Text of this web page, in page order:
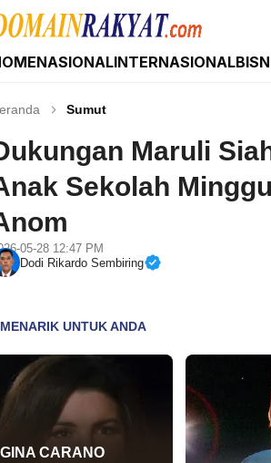
Rakyat
Hari Ini Terkini dan Terbaru Indonesia
NASIONALINTERNASIONAL
Sumut
Maruli
Sekolah
05-28 12:47 PM
Dodi Rikardo Sembiring